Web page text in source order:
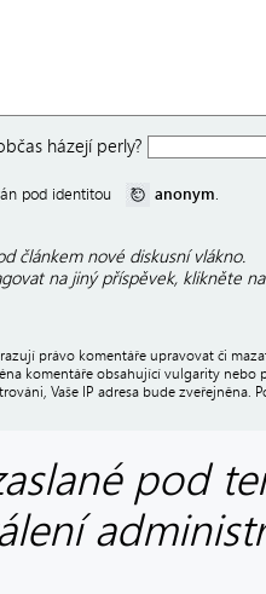
házejí perly?
pod identitou anonym.
článkem nové diskusní vlákno.
na jiný příspěvek, klikněte
právo komentáře upravovat či
komentáře obsahující vulgarity nebo
Vaše IP adresa bude
pod